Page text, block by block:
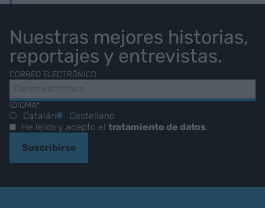
Nuestras mejores historias,
reportajes y entrevistas.
CORREO ELECTRÓNICO
IDIOMA*
Catalán
Castellano
He leído y acepto el tratamiento de datos.
Suscribirse